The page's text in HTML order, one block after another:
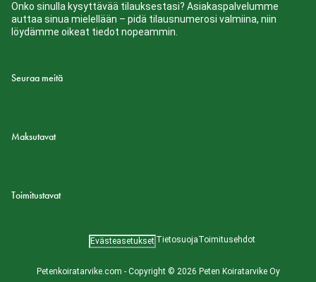
Onko sinulla kysyttävää tilauksestasi? Asiakaspalvelumme
auttaa sinua mielellään – pidä tilausnumerosi valmiina, niin
löydämme oikeat tiedot nopeammin.
Seuraa meitä
Maksutavat
Toimitustavat
Petenkoiratarvike.com - Copyright © 2026 Peten Koiratarvike Oy
Evästeasetukset TietosuojaToimitusehdot